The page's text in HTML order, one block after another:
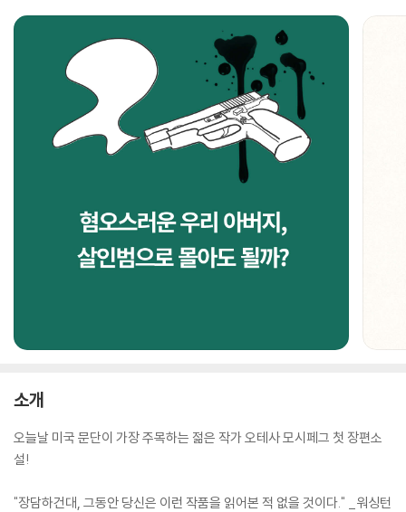
소개
오늘날 미국 문단이 가장 주목하는 젊은 작가 오테사 모시페그 첫 장편소
설!
"장담하건대, 그동안 당신은 이런 작품을 읽어본 적 없을 것이다." _워싱턴